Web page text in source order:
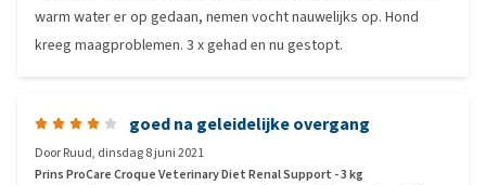
warm water er op gedaan, nemen vocht nauwelijks op. Hond
kreeg maagproblemen. 3 x gehad en nu gestopt.
goed na geleidelijke overgang
DoorRuud, dinsdag 8 juni 2021
Prins ProCare Croque Veterinary Diet Renal Support - 3 kg